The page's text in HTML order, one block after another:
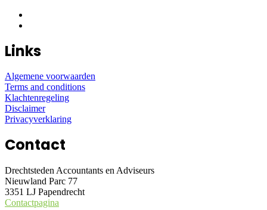
Links
Algemene voorwaarden
Terms and conditions
Klachtenregeling
Disclaimer
Privacyverklaring
Contact
Drechtsteden Accountants en Adviseurs
Nieuwland Parc 77
3351 LJ Papendrecht
Contactpagina